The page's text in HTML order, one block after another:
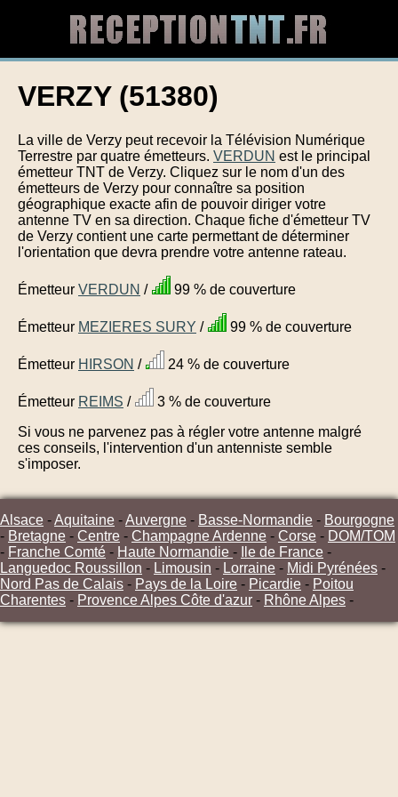
VERZY (51380)
La ville de Verzy peut recevoir la Télévision Numérique
Terrestre par quatre émetteurs. VERDUN est le principal
émetteur TNT de Verzy. Cliquez sur le nom d'un des
émetteurs de Verzy pour connaître sa position
géographique exacte afin de pouvoir diriger votre
antenne TV en sa direction. Chaque fiche d'émetteur TV
de Verzy contient une carte permettant de déterminer
l'orientation que devra prendre votre antenne rateau.
Émetteur VERDUN / 99 % de couverture
Émetteur MEZIERES SURY / 99 % de couverture
Émetteur HIRSON / 24 % de couverture
Émetteur REIMS /
3 % de couverture
Si vous ne parvenez pas à régler votre antenne malgré
ces conseils, l'intervention d'un antenniste semble
s'imposer.
Alsace -Aquitaine -Auvergne - Basse-Normandie - Bourgogne
- Bretagne - Centre - Champagne Ardenne - Corse - DOM/TOM
- Franche Comté - Haute Normandie - Ile de France -
Languedoc Roussillon - Limousin - Lorraine - Midi Pyrénées -
Nord Pas de Calais - Pays de la Loire - Picardie - Poitou
Charentes - Provence Alpes Côte d'azur - Rhône Alpes -